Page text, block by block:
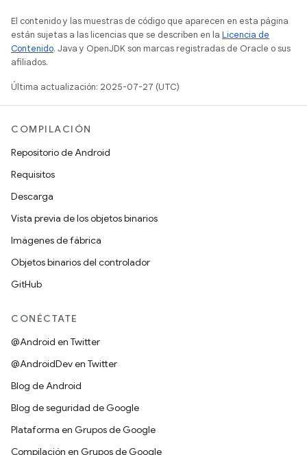
El contenido y las muestras de código que aparecen en esta página
están sujetas a las licencias que se describen en la Licencia de
Contenido. Java y OpenJDK son marcas registradas de Oracle o sus
afiliados.
Última actualización: 2025-07-27 (UTC)
COMPILACIÓN
Repositorio de Android
Requisitos
Descarga
Vista previa de los objetos binarios
Imágenes de fábrica
Objetos binarios del controlador
GitHub
CONÉCTATE
@Android en Twitter
@AndroidDev en Twitter
Blog de Android
Blog de seguridad de Google
Plataforma en Grupos de Google
Compilación en Grupos de Google